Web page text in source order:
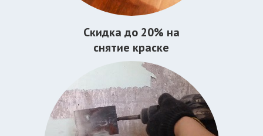
Скидка до 20% на
снятие краске